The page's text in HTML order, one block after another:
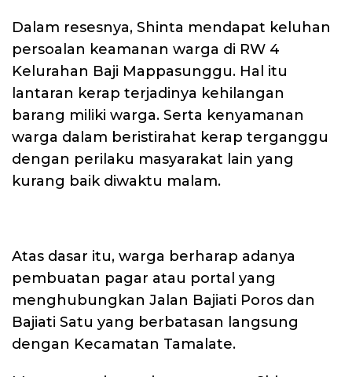
Dalam resesnya, Shinta mendapat keluhan
persoalan keamanan warga di RW 4
Kelurahan Baji Mappasunggu. Hal itu
lantaran kerap terjadinya kehilangan
barang miliki warga. Serta kenyamanan
warga dalam beristirahat kerap terganggu
dengan perilaku masyarakat lain yang
kurang baik diwaktu malam.
Atas dasar itu, warga berharap adanya
pembuatan pagar atau portal yang
menghubungkan Jalan Bajiati Poros dan
Bajiati Satu yang berbatasan langsung
dengan Kecamatan Tamalate.